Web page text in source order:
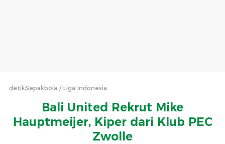
detikSepakbola Liga Indonesia
Bali United Rekrut Mike
Hauptmeijer, Kiper dari Klub PEC
Zwolle